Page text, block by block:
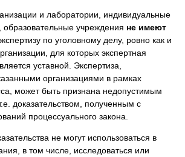
и лаборатории, индивидуальные
учреждения не имеют
по уголовному делу, ровно как и
для которых экспертная
уставной. Экспертиза,
организациями в рамках
может быть признана недопустимым
доказательством, полученным с
процессуального закона.
не могут использоваться в
в том числе, исследоваться или